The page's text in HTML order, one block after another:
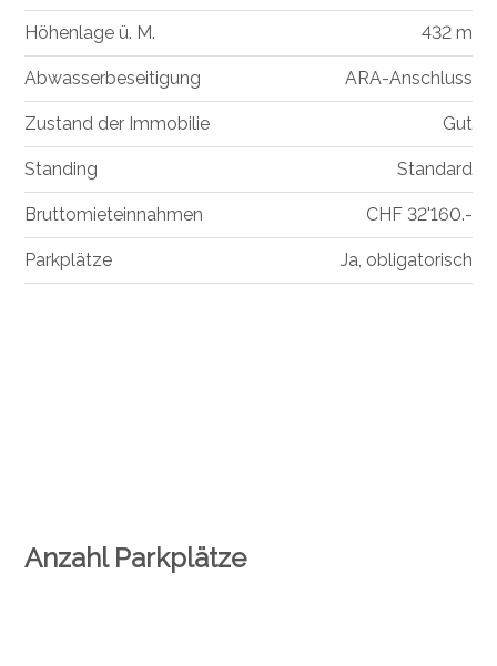
Höhenlage ü. M. 432 m
Abwasserbeseitigung ARA-Anschluss
Zustand der Immobilie Gut
Standing Standard
Bruttomieteinnahmen CHF 32'160.-
Parkplätze Ja, obligatorisch
Anzahl Parkplätze